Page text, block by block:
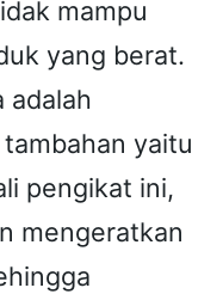
mampu
yang berat.
adalah
yaitu
pengikat ini,
mengeratkan